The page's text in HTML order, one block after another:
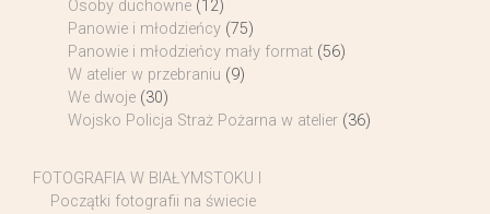
Osoby duchowne (12)
Panowie i młodzieńcy (75)
Panowie i młodzieńcy mały format (56)
W atelier w przebraniu (9)
We dwoje (30)
Wojsko Policja Straż Pożarna w atelier (36)
FOTOGRAFIA W BIAŁYMSTOKU I
Początki fotografii na świecie